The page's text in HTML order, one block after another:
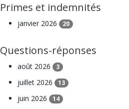
Primes et indemnités
janvier 2026 20
Questions-réponses
août 2026 3
juillet 2026 13
juin 2026 14